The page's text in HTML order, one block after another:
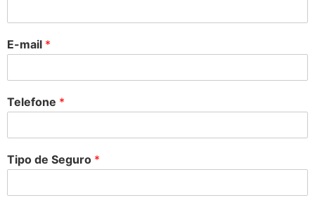
E-mail *
Telefone *
Tipo de Seguro *